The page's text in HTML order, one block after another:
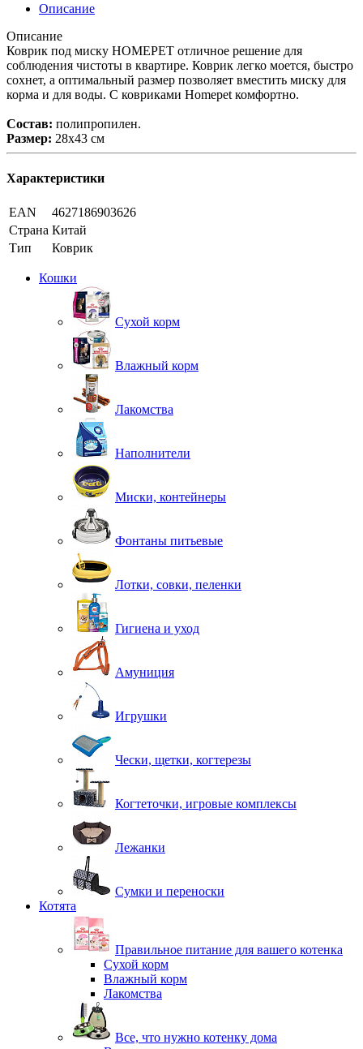
Описание
Описание
Коврик под миску HOMEPET отличное решение для
соблюдения чистоты в квартире. Коврик легко моется, быстро
сохнет, а оптимальный размер позволяет вместить миску для
корма и для воды. С ковриками Homepet комфортно.
Состав: полипропилен.
Размер: 28х43 см
Характеристики
EAN
4627186903626
Страна Китай
Тип
Коврик
Кошки
Сухой корм
Влажный корм
Лакомства
Наполнители
Миски, контейнеры
Фонтаны питьевые
Лотки, совки, пеленки
Гигиена и уход
Амуниция
Игрушки
Чески, щетки, когтерезы
Когтеточки, игровые комплексы
Лежанки
Сумки и переноски
Котята
Правильное питание для вашего котенка
Сухой корм
Влажный корм
Лакомства
Все, что нужно котенку дома